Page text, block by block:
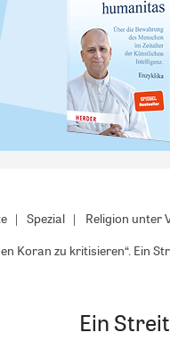
Spezial Religion unter
Koran zu kritisieren“. Ein
Ein